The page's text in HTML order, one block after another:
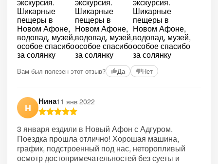
Вам был полезен этот отзыв? Да Нет
Н
Нина11 янв 2022
3 января ездили в Новый Афон с Адгуром.
Поездка прошла отлично! Хорошая машина,
график, подстроенный под нас, неторопливый
осмотр достопримечательностей без суеты и